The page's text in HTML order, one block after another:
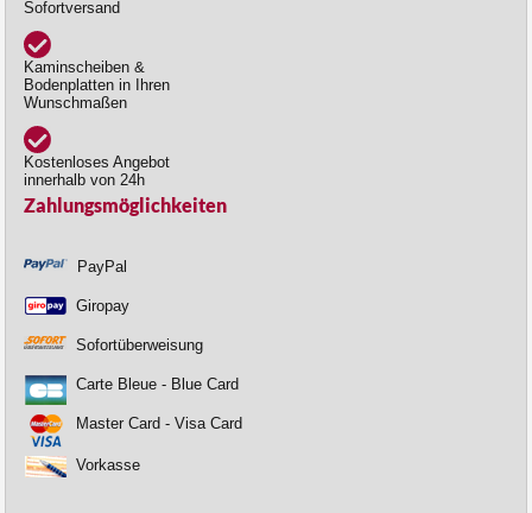
Sofortversand
Kaminscheiben &
Bodenplatten in Ihren
Wunschmaßen
Kostenloses Angebot
innerhalb von 24h
Zahlungsmöglichkeiten
PayPal
Giropay
Sofortüberweisung
Carte Bleue - Blue Card
Master Card - Visa Card
Vorkasse